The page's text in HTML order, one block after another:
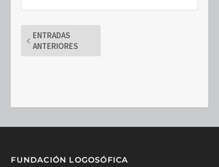
ENTRADAS
ANTERIORES
FUNDACIÓN LOGOSÓFICA